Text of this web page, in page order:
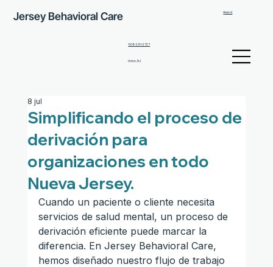
Jersey Behavioral Care Award
908-291-2727
Union, NJ
Simplificando el proceso de
derivación para
organizaciones en todo
Nueva Jersey.
8 jul
Cuando un paciente o cliente necesita
servicios de salud mental, un proceso de
derivación eficiente puede marcar la
diferencia. En Jersey Behavioral Care,
hemos diseñado nuestro flujo de trabajo